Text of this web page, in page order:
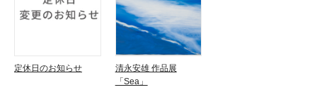
定休日のお知らせ
清永安雄 作品展
「Sea」